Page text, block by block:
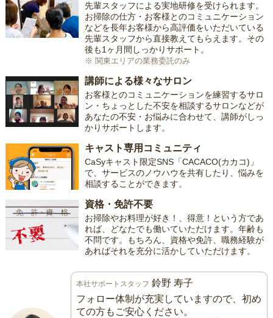
先輩スタッフによる実地研修を受けられます。
お掃除の仕方・お客様とのコミュニケーション
などを長年お客様から高評価をいただいている
先輩スタッフから直接教えてもらえます。その
後も1ヶ月間しっかりサポート。
※ 関東エリアの業務委託のみ
講師による様々なサロン
お客様とのコミュニケーションを練習するサロ
ン・ちょっとした不安を相談するサロンなどが
あなたの不安・お悩みに合わせて、講師がしっ
かりサポートします。
キャスト専用コミュニティ
CaSyキャスト限定SNS「CACACO(カカコ)」
で、サービスのノウハウを共有したり、悩みを
相談することができます。
資格・免許不要
お掃除やお料理が好き！、得意！という方であ
れば、どなたでも働いていただけます。年齢も
不問です。もちろん、資格や免許、職務経験が
あればそれを充分に活かしていただけます。
本社サポートスタッフ 鈴野 寿子
フォロー体制が充実していますので、初め
ての方もご安心ください。